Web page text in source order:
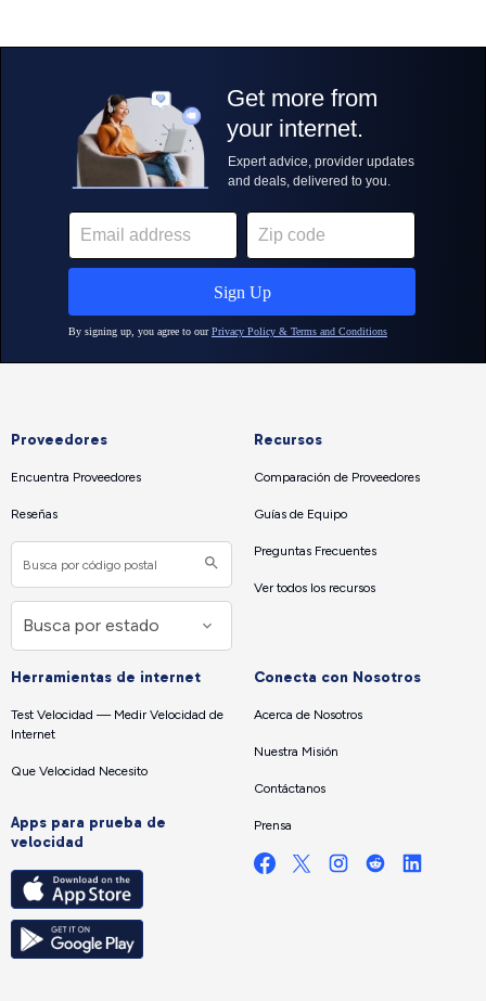
Proveedores
Encuentra Proveedores
Reseñas
Recursos
Comparación de Proveedores
Guías de Equipo
Preguntas Frecuentes
Ver todos los recursos
Herramientas de internet
Test Velocidad — Medir Velocidad de
Internet
Que Velocidad Necesito
Apps para prueba de
velocidad
Conecta con Nosotros
Acerca de Nosotros
Nuestra Misión
Contáctanos
Prensa